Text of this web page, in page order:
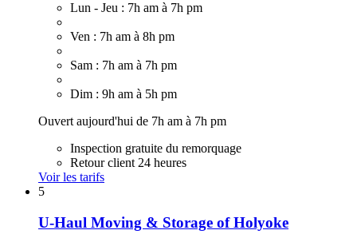
Lun - Jeu : 7h am à 7h pm
Ven : 7h am à 8h pm
Sam : 7h am à 7h pm
Dim : 9h am à 5h pm
Ouvert aujourd'hui de 7h am à 7h pm
Inspection gratuite du remorquage
Retour client 24 heures
Voir les tarifs
5
U-Haul Moving & Storage of Holyoke